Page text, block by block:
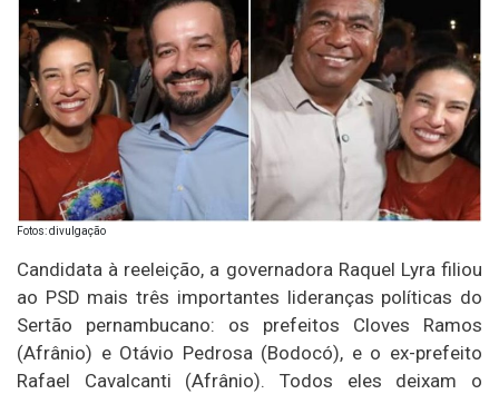
Fotos: divulgação
Candidata à reeleição, a governadora Raquel Lyra filiou
ao PSD mais três importantes lideranças políticas do
Sertão pernambucano: os prefeitos Cloves Ramos
(Afrânio) e Otávio Pedrosa (Bodocó), e o ex-prefeito
Rafael Cavalcanti (Afrânio). Todos eles deixam o